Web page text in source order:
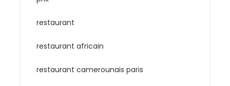
restaurant
restaurant africain
restaurant camerounais paris